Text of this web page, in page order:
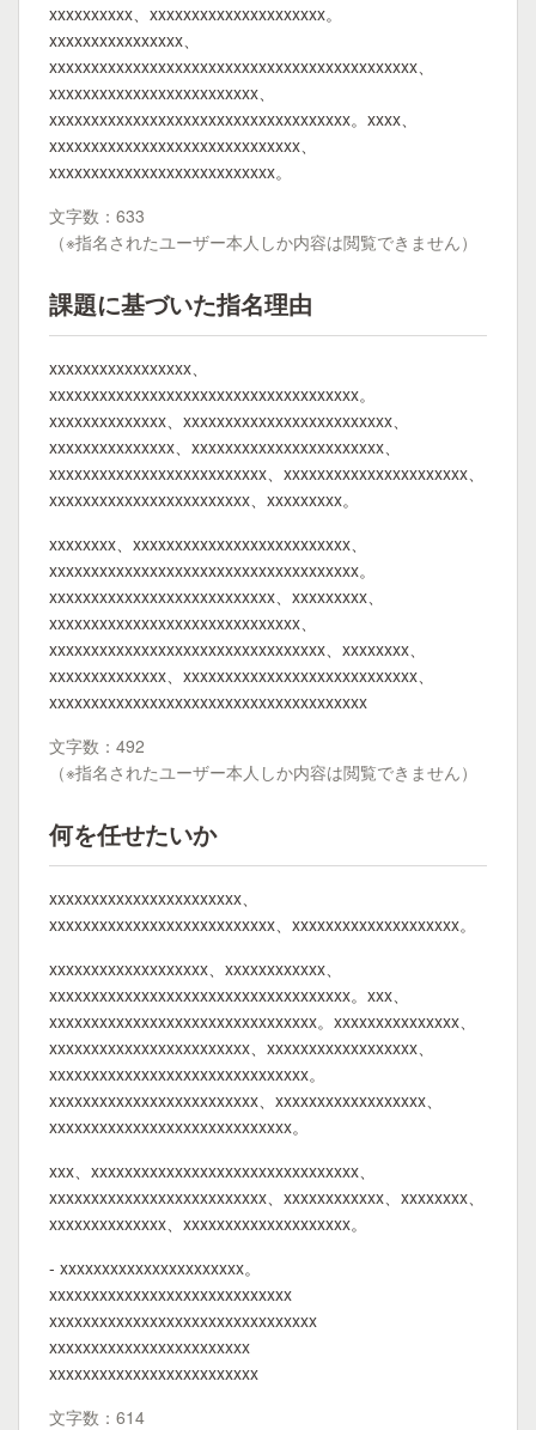
xxxxxxxxxx、xxxxxxxxxxxxxxxxxxxxx。
xxxxxxxxxxxxxxxx、
xxxxxxxxxxxxxxxxxxxxxxxxxxxxxxxxxxxxxxxxxxxx、
xxxxxxxxxxxxxxxxxxxxxxxxx、
xxxxxxxxxxxxxxxxxxxxxxxxxxxxxxxxxxxx。xxxx、
xxxxxxxxxxxxxxxxxxxxxxxxxxxxxx、
xxxxxxxxxxxxxxxxxxxxxxxxxxx。
文字数：633
（※指名されたユーザー本人しか内容は閲覧できません）
課題に基づいた指名理由
xxxxxxxxxxxxxxxxx、
xxxxxxxxxxxxxxxxxxxxxxxxxxxxxxxxxxxxx。
xxxxxxxxxxxxxx、xxxxxxxxxxxxxxxxxxxxxxxxx、
xxxxxxxxxxxxxxx、xxxxxxxxxxxxxxxxxxxxxxx、
xxxxxxxxxxxxxxxxxxxxxxxxxx、xxxxxxxxxxxxxxxxxxxxxx、
xxxxxxxxxxxxxxxxxxxxxxxx、xxxxxxxxx。
xxxxxxxx、xxxxxxxxxxxxxxxxxxxxxxxxxx、
xxxxxxxxxxxxxxxxxxxxxxxxxxxxxxxxxxxxx。
xxxxxxxxxxxxxxxxxxxxxxxxxxx、xxxxxxxxx、
xxxxxxxxxxxxxxxxxxxxxxxxxxxxxx、
xxxxxxxxxxxxxxxxxxxxxxxxxxxxxxxxx、xxxxxxxx、
xxxxxxxxxxxxxx、xxxxxxxxxxxxxxxxxxxxxxxxxxxx、
xxxxxxxxxxxxxxxxxxxxxxxxxxxxxxxxxxxxxx
文字数：492
（※指名されたユーザー本人しか内容は閲覧できません）
何を任せたいか
xxxxxxxxxxxxxxxxxxxxxxx、
xxxxxxxxxxxxxxxxxxxxxxxxxxx、xxxxxxxxxxxxxxxxxxxx。
xxxxxxxxxxxxxxxxxxx、xxxxxxxxxxxx、
xxxxxxxxxxxxxxxxxxxxxxxxxxxxxxxxxxxx。xxx、
xxxxxxxxxxxxxxxxxxxxxxxxxxxxxxxx。xxxxxxxxxxxxxxx、
xxxxxxxxxxxxxxxxxxxxxxxx、xxxxxxxxxxxxxxxxxx、
xxxxxxxxxxxxxxxxxxxxxxxxxxxxxxx。
xxxxxxxxxxxxxxxxxxxxxxxxx、xxxxxxxxxxxxxxxxxx、
xxxxxxxxxxxxxxxxxxxxxxxxxxxxx。
xxx、xxxxxxxxxxxxxxxxxxxxxxxxxxxxxxxx、
xxxxxxxxxxxxxxxxxxxxxxxxxx、xxxxxxxxxxxx、xxxxxxxx、
xxxxxxxxxxxxxx、xxxxxxxxxxxxxxxxxxxx。
- xxxxxxxxxxxxxxxxxxxxxx。
xxxxxxxxxxxxxxxxxxxxxxxxxxxxx
xxxxxxxxxxxxxxxxxxxxxxxxxxxxxxxx
xxxxxxxxxxxxxxxxxxxxxxxx
xxxxxxxxxxxxxxxxxxxxxxxxx
文字数：614